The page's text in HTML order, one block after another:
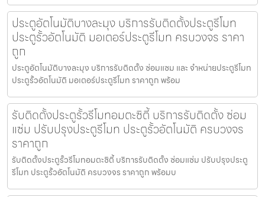
ประตูอัตโนมัติบางละมุง บริการรับติดตั้งประตูรีโมท
ประตูรั้วอัตโนมัติ มอเตอร์ประตูรีโมท ครบวงจร ราคา
ถูก
ประตูอัตโนมัติบางละมุง บริการรับติดตั้ง ซ่อมแซม และ จำหน่ายประตูรีโมท
ประตูรั้วอัตโนมัติ มอเตอร์ประตูรีโมท ราคาถูก พร้อม
รับติดตั้งประตูรั้วรีโมทอมตะซิตี้ บริการรับติดตั้ง ซ่อม
แซ่ม ปรับปรุงประตูรีโมท ประตูรั้วอัตโนมัติ ครบวงจร
ราคาถูก
รับติดตั้งประตูรั้วรีโมทอมตะซิตี้ บริการรับติดตั้ง ซ่อมแซ่ม ปรับปรุงประตู
รีโมท ประตูรั้วอัตโนมัติ ครบวงจร ราคาถูก พร้อมบ